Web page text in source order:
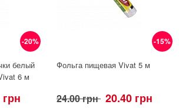
-20%
белый
6 м
-15%
Фольга пищевая Vivat 5 м
24.00 грн 20.40 грн